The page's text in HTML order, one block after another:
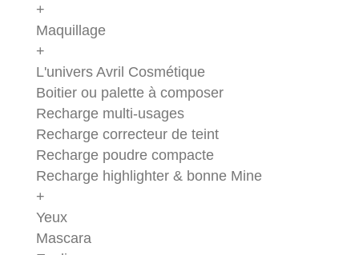
+
Maquillage
+
L'univers Avril Cosmétique
Boitier ou palette à composer
Recharge multi-usages
Recharge correcteur de teint
Recharge poudre compacte
Recharge highlighter & bonne Mine
+
Yeux
Mascara